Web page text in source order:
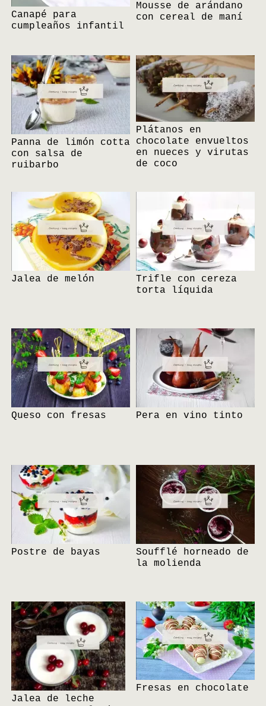
Canapé para
cumpleaños infantil
Mousse de arándano
con cereal de maní
Panna de limón cotta
con salsa de
ruibarbo
Plátanos en
chocolate envueltos
en nueces y virutas
de coco
Jalea de melón
Trifle con cereza
torta líquida
Queso con fresas Pera en vino tinto
Postre de bayas
Soufflé horneado de
la molienda
Jalea de leche
Fresas en chocolate